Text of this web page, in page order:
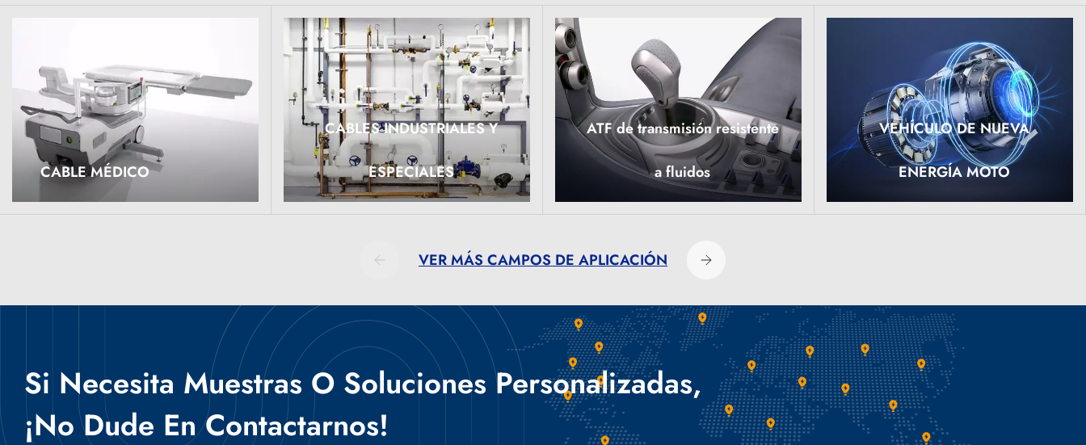
CABLE MÉDICO
LEER MÁS
CABLES INDUSTRIALES Y
ESPECIALES
LEER MÁS
ATF de transmisión resistente
a fluidos
LEER MÁS
VEHÍCULO DE NUEVA
ENERGÍA MOTO
LEER MÁS
VER MÁS CAMPOS DE APLICACIÓN
Si Necesita Muestras O Soluciones Personalizadas,
¡no Dude En Contactarnos!